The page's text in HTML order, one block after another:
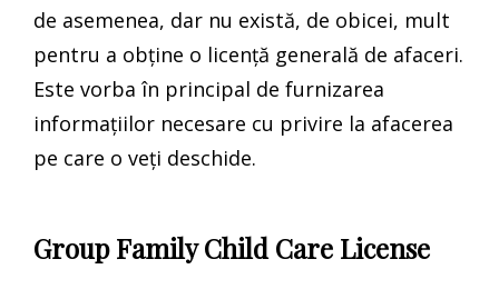
de asemenea, dar nu există, de obicei, mult
pentru a obține o licență generală de afaceri.
Este vorba în principal de furnizarea
informațiilor necesare cu privire la afacerea
pe care o veți deschide.
Group Family Child Care License